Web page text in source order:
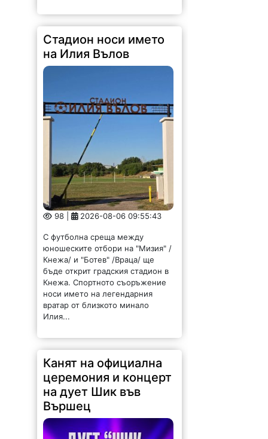
Стадион носи името
на Илия Вълов
98 | 2026-08-06 09:55:43
С футболна среща между
юношеските отбори на "Мизия" /
Кнежа/ и "Ботев" /Враца/ ще
бъде открит градския стадион в
Кнежа. Спортното съоръжение
носи името на легендарния
вратар от близкото минало
Илия...
Канят на официална
церемония и концерт
на дует Шик във
Вършец